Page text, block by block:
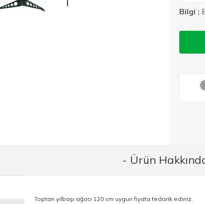
Bilgi :
- Ürün
Toptan yılbaşı ağacı 120 cm uygun fiyata tedarik ediniz.